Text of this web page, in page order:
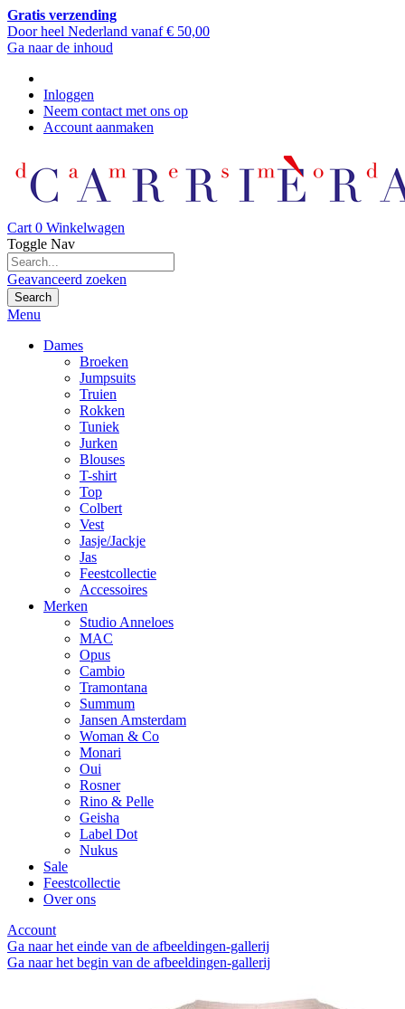
Gratis verzending
Door heel Nederland vanaf € 50,00
Ga naar de inhoud
Inloggen
Neem contact met ons op
Account aanmaken
Cart 0 Winkelwagen
Toggle Nav
Geavanceerd zoeken
Search
Menu
Dames
Broeken
Jumpsuits
Truien
Rokken
Tuniek
Jurken
Blouses
T-shirt
Top
Colbert
Vest
Jasje/Jackje
Jas
Feestcollectie
Accessoires
Merken
Studio Anneloes
MAC
Opus
Cambio
Tramontana
Summum
Jansen Amsterdam
Woman & Co
Monari
Oui
Rosner
Rino & Pelle
Geisha
Label Dot
Nukus
Sale
Feestcollectie
Over ons
Account
Ga naar het einde van de afbeeldingen-gallerij
Ga naar het begin van de afbeeldingen-gallerij